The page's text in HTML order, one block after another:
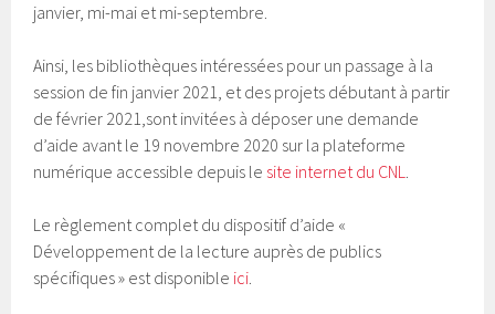
janvier, mi-mai et mi-septembre.
Ainsi, les bibliothèques intéressées pour un passage à la
session de fin janvier 2021, et des projets débutant à partir
de février 2021,sont invitées à déposer une demande
d’aide avant le 19 novembre 2020 sur la plateforme
numérique accessible depuis le site internet du CNL.
Le règlement complet du dispositif d’aide «
Développement de la lecture auprès de publics
spécifiques » est disponible ici.